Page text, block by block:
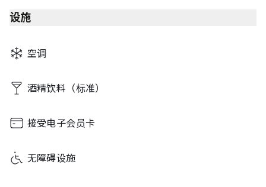
设施
空调
酒精饮料（标准）
接受电子会员卡
无障碍设施